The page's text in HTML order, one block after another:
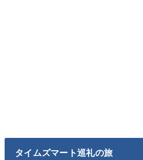
タイムズマート巡礼の旅